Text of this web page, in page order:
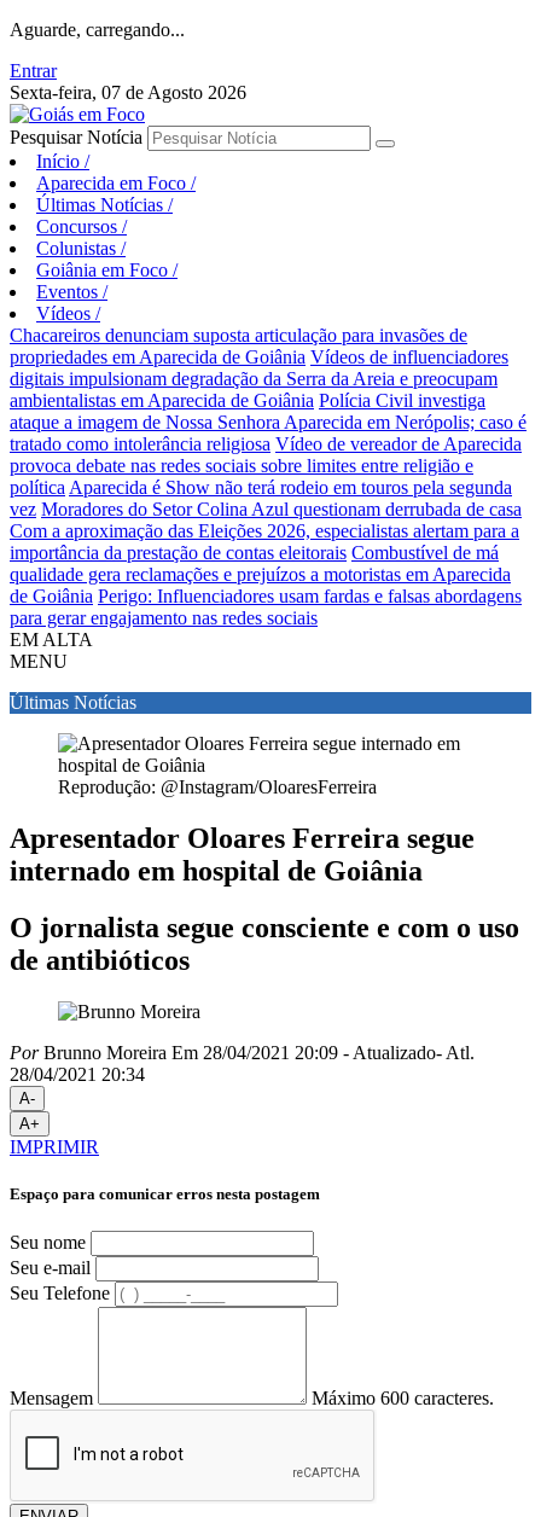
Aguarde, carregando...
Entrar
Sexta-feira, 07 de Agosto 2026
Pesquisar Notícia
Início /
Aparecida em Foco /
Últimas Notícias /
Concursos /
Colunistas /
Goiânia em Foco /
Eventos /
Vídeos /
Chacareiros denunciam suposta articulação para invasões de
propriedades em Aparecida de Goiânia Vídeos de influenciadores
digitais impulsionam degradação da Serra da Areia e preocupam
ambientalistas em Aparecida de Goiânia Polícia Civil investiga
ataque a imagem de Nossa Senhora Aparecida em Nerópolis; caso é
tratado como intolerância religiosa Vídeo de vereador de Aparecida
provoca debate nas redes sociais sobre limites entre religião e
política Aparecida é Show não terá rodeio em touros pela segunda
vez Moradores do Setor Colina Azul questionam derrubada de casa
Com a aproximação das Eleições 2026, especialistas alertam para a
importância da prestação de contas eleitorais Combustível de má
qualidade gera reclamações e prejuízos a motoristas em Aparecida
de Goiânia Perigo: Influenciadores usam fardas e falsas abordagens
para gerar engajamento nas redes sociais
EM ALTA
MENU
Últimas Notícias
Reprodução: @Instagram/OloaresFerreira
Apresentador Oloares Ferreira segue
internado em hospital de Goiânia
O jornalista segue consciente e com o uso
de antibióticos
PorBrunno Moreira Em 28/04/2021 20:09 - Atualizado- Atl.
28/04/2021 20:34
A-
A+
IMPRIMIR
Espaço para comunicar erros nesta postagem
Seu nome
Seu e-mail
Seu Telefone
Mensagem Máximo 600 caracteres.